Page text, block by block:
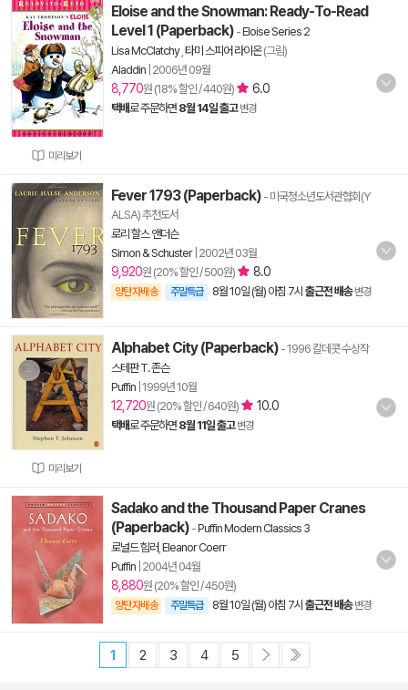
미리보기
Eloise and the Snowman: Ready-To-Read
Level 1 (Paperback) -Eloise Series 2
Lisa McClatchy, 타미 스피어 라이온(그림)
Aladdin 2006년 09월
8,770원 (18% 할인 / 440원) 6.0
택배로 주문하면 8월 14일 출고 변경
Fever 1793 (Paperback) - 미국청소년도서관협회(Y
ALSA) 추천도서
로리 할스 앤더슨
Simon & Schuster| 2002년 03월
9,920원 (20% 할인 / 500원) 8.0
양탄자배송 주말특급 8월 10일 (월) 아침 7시 출근전 배송 변경
미리보기
Alphabet City (Paperback) - 1996 칼데콧 수상작
스테판 T. 존슨
Puffin 1999년 10월
12,720원 (20% 할인 / 640원) 10.0
택배로 주문하면 8월 11일 출고 변경
Sadako and the Thousand Paper Cranes
(Paperback) -Puffin Modern Classics 3
로널드 힘러 Eleanor Coerr
Puffin 2004년 04월
8,880원 (20% 할인 / 450원)
양탄자배송 주말특급 8월 10일 (월) 아침 7시 출근전 배송 변경
1 2 3 4 5